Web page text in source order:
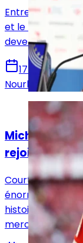
Entre les
et le rêve
devenir l'une
17 juillet 2026
Nourhane Haroui
Actualités
Michael Olise
rejoindre le
Courtisé par le
énorme
histoire qui
mercato.